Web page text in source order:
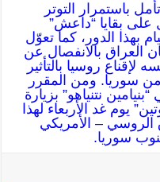
باستمرار التوتر
على بقايا “داعش”
بهذا الدور، كما تعوّل
العراق بالانفصال عن
روسيا بالتأثير
سوريا. ومن المقرر
نتنياهو” بزيارة
يوم غد الأربعاء لهذا
الروسي – الأمريكي
سوريا.